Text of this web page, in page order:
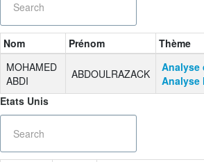
Nom Prénom Thème
MOHAMED
ABDI
ABDOULRAZACK
Analyse
Analyse
Etats Unis